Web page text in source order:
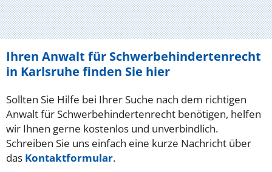
Ihren Anwalt für Schwerbehindertenrecht
in Karlsruhe finden Sie hier
Sollten Sie Hilfe bei Ihrer Suche nach dem richtigen
Anwalt für Schwerbehindertenrecht benötigen, helfen
wir Ihnen gerne kostenlos und unverbindlich.
Schreiben Sie uns einfach eine kurze Nachricht über
das Kontaktformular.